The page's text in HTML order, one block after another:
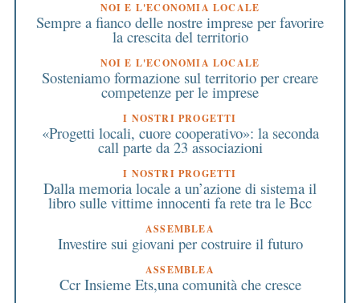
NOI E L'ECONOMIA LOCALE
Sempre a fianco delle nostre imprese per favorire
la crescita del territorio
NOI E L'ECONOMIA LOCALE
Sosteniamo formazione sul territorio per creare
competenze per le imprese
I NOSTRI PROGETTI
«Progetti locali, cuore cooperativo»: la seconda
call parte da 23 associazioni
I NOSTRI PROGETTI
Dalla memoria locale a un’azione di sistema il
libro sulle vittime innocenti fa rete tra le Bcc
ASSEMBLEA
Investire sui giovani per costruire il futuro
ASSEMBLEA
Ccr Insieme Ets,una comunità che cresce